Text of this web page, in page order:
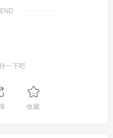
一下吧
收藏